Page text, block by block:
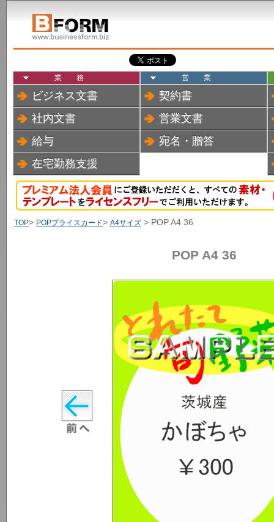
業務
ビジネス文書
社内文書
給与
在宅勤務支援
営業
契約書
営業文書
宛名・贈答
TOP> POPプライスカード> A4サイズ > POP A4 36
POP A4 36